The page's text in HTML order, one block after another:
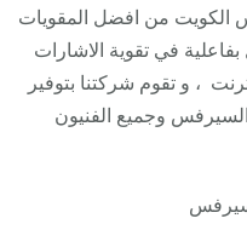
الكويت من افضل المقويات
في تقوية الاشارات
، و تقوم شركتنا بتوفير
وجميع الفنيون